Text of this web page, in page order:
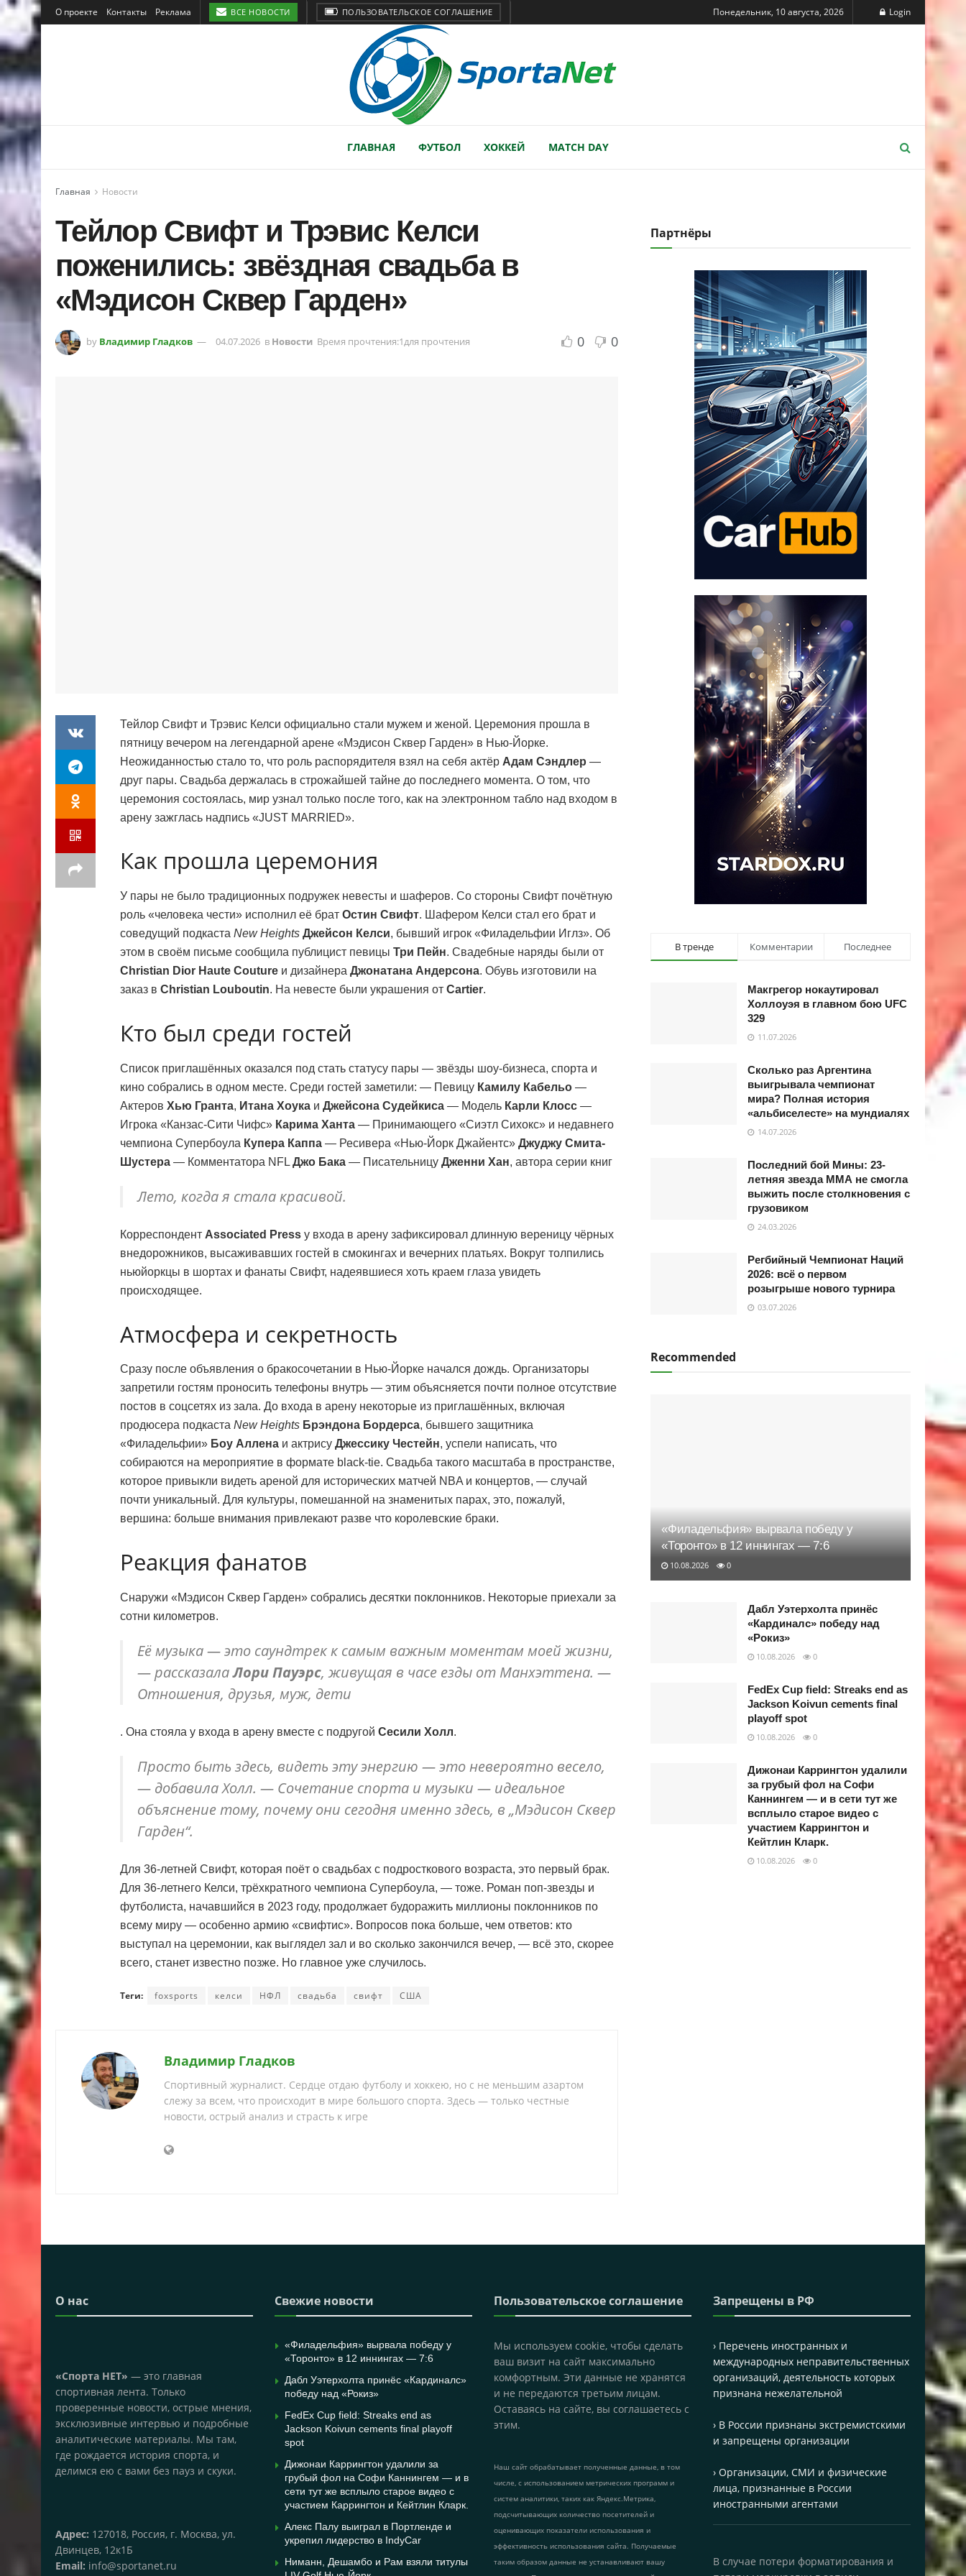
О проекте Контакты Реклама ВСЕ НОВОСТИ ПОЛЬЗОВАТЕЛЬСКОЕ СОГЛАШЕНИЕ Понедельник, 10 августа, 2026 Login
ГЛАВНАЯ ФУТБОЛ ХОККЕЙ MATCH DAY
Главная Новости
Тейлор Свифт и Трэвис Келси
поженились: звёздная свадьба в
«Мэдисон Сквер Гарден»
by Владимир Гладков 04.07.2026 в Новости Время прочтения:1для прочтения 0 0
Тейлор Свифт и Трэвис Келси официально стали мужем и женой. Церемония прошла в
пятницу вечером на легендарной арене «Мэдисон Сквер Гарден» в Нью-Йорке.
Неожиданностью стало то, что роль распорядителя взял на себя актёр Адам Сэндлер —
друг пары. Свадьба держалась в строжайшей тайне до последнего момента. О том, что
церемония состоялась, мир узнал только после того, как на электронном табло над входом в
арену зажглась надпись «JUST MARRIED».
Как прошла церемония
У пары не было традиционных подружек невесты и шаферов. Со стороны Свифт почётную
роль «человека чести» исполнил её брат Остин Свифт. Шафером Келси стал его брат и
соведущий подкаста New Heights Джейсон Келси, бывший игрок «Филадельфии Иглз». Об
этом в своём письме сообщила публицист певицы Три Пейн. Свадебные наряды были от
Christian Dior Haute Couture и дизайнера Джонатана Андерсона. Обувь изготовили на
заказ в Christian Louboutin. На невесте были украшения от Cartier.
Кто был среди гостей
Список приглашённых оказался под стать статусу пары — звёзды шоу-бизнеса, спорта и
кино собрались в одном месте. Среди гостей заметили: — Певицу Камилу Кабельо —
Актеров Хью Гранта, Итана Хоука и Джейсона Судейкиса — Модель Карли Клосс —
Игрока «Канзас-Сити Чифс» Карима Ханта — Принимающего «Сиэтл Сихокс» и недавнего
чемпиона Супербоула Купера Каппа — Ресивера «Нью-Йорк Джайентс» Джуджу Смита-
Шустера — Комментатора NFL Джо Бака — Писательницу Дженни Хан, автора серии книг
Лето, когда я стала красивой.
Корреспондент Associated Press у входа в арену зафиксировал длинную вереницу чёрных
внедорожников, высаживавших гостей в смокингах и вечерних платьях. Вокруг толпились
ньюйоркцы в шортах и фанаты Свифт, надеявшиеся хоть краем глаза увидеть
происходящее.
Атмосфера и секретность
Сразу после объявления о бракосочетании в Нью-Йорке начался дождь. Организаторы
запретили гостям проносить телефоны внутрь — этим объясняется почти полное отсутствие
постов в соцсетях из зала. До входа в арену некоторые из приглашённых, включая
продюсера подкаста New Heights Брэндона Бордерса, бывшего защитника
«Филадельфии» Боу Аллена и актрису Джессику Честейн, успели написать, что
собираются на мероприятие в формате black-tie. Свадьба такого масштаба в пространстве,
которое привыкли видеть ареной для исторических матчей NBA и концертов, — случай
почти уникальный. Для культуры, помешанной на знаменитых парах, это, пожалуй,
вершина: больше внимания привлекают разве что королевские браки.
Реакция фанатов
Снаружи «Мэдисон Сквер Гарден» собрались десятки поклонников. Некоторые приехали за
сотни километров.
Её музыка — это саундтрек к самым важным моментам моей жизни,
— рассказалаЛори Пауэрс, живущая в часе езды от Манхэттена. —
Отношения, друзья, муж, дети
. Она стояла у входа в арену вместе с подругой Сесили Холл.
Просто быть здесь, видеть эту энергию — это невероятно весело,
— добавила Холл. — Сочетание спорта и музыки — идеальное
объяснение тому, почему они сегодня именно здесь, в „Мэдисон Сквер
Гарден“.
Для 36-летней Свифт, которая поёт о свадьбах с подросткового возраста, это первый брак.
Для 36-летнего Келси, трёхкратного чемпиона Супербоула, — тоже. Роман поп-звезды и
футболиста, начавшийся в 2023 году, продолжает будоражить миллионы поклонников по
всему миру — особенно армию «свифтис». Вопросов пока больше, чем ответов: кто
выступал на церемонии, как выглядел зал и во сколько закончился вечер, — всё это, скорее
всего, станет известно позже. Но главное уже случилось.
Теги: foxsports келси НФЛ свадьба свифт США
Владимир Гладков
Спортивный журналист. Сердце отдаю футболу и хоккею, но с не меньшим азартом
слежу за всем, что происходит в мире большого спорта. Здесь — только честные
новости, острый анализ и страсть к игре
Партнёры
В тренде Комментарии Последнее
Макгрегор нокаутировал
Холлоуэя в главном бою UFC
329
11.07.2026
Сколько раз Аргентина
выигрывала чемпионат
мира? Полная история
«альбиселесте» на мундиалях
14.07.2026
Последний бой Мины: 23-
летняя звезда ММА не смогла
выжить после столкновения с
грузовиком
24.03.2026
Регбийный Чемпионат Наций
2026: всё о первом
розыгрыше нового турнира
03.07.2026
Recommended
«Филадельфия» вырвала победу у
«Торонто» в 12 иннингах — 7:6
10.08.2026 0
Дабл Уэтерхолта принёс
«Кардиналс» победу над
«Рокиз»
10.08.2026 0
FedEx Cup field: Streaks end as
Jackson Koivun cements final
playoff spot
10.08.2026 0
Дижонаи Каррингтон удалили
за грубый фол на Софи
Каннингем — и в сети тут же
всплыло старое видео с
участием Каррингтон и
Кейтлин Кларк.
10.08.2026 0
О нас
«Спорта НЕТ» — это главная
спортивная лента. Только
проверенные новости, острые мнения,
эксклюзивные интервью и подробные
аналитические материалы. Мы там,
где рождается история спорта, и
делимся ею с вами без пауз и скуки.
Адрес: 127018, Россия, г. Москва, ул.
Двинцев, 12к1Б
Email: info@sportanet.ru
Свежие новости
«Филадельфия» вырвала победу у
«Торонто» в 12 иннингах — 7:6
Дабл Уэтерхолта принёс «Кардиналс»
победу над «Рокиз»
FedEx Cup field: Streaks end as
Jackson Koivun cements final playoff
spot
Дижонаи Каррингтон удалили за
грубый фол на Софи Каннингем — и в
сети тут же всплыло старое видео с
участием Каррингтон и Кейтлин Кларк.
Алекс Палу выиграл в Портленде и
укрепил лидерство в IndyCar
Ниманн, Дешамбо и Рам взяли титулы
Пользовательское соглашение
Мы используем cookie, чтобы сделать
ваш визит на сайт максимально
комфортным. Эти данные не хранятся
и не передаются третьим лицам.
Оставаясь на сайте, вы соглашаетесь с
этим.
Наш сайт обрабатывает полученные данные, в том
числе, с использованием метрических программ и
систем аналитики, таких как Яндекс.Метрика,
подсчитывающих количество посетителей и
оценивающих показатели использования и
эффективность использования сайта. Получаемые
таким образом данные не устанавливают вашу
Запрещены в РФ
› Перечень иностранных и
международных неправительственных
организаций, деятельность которых
признана нежелательной
› В России признаны экстремистскими
и запрещены организации
› Организации, СМИ и физические
лица, признанные в России
иностранными агентами
В случае потери форматирования и